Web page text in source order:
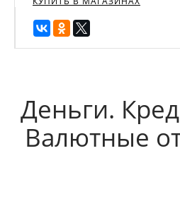
Деньги.
Валютные